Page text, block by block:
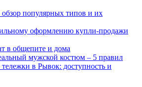
популярных типов и их
оформлению купли-продажи
в общепите и дома
мужской костюм – 5 правил
тележки в Рывок: доступность и